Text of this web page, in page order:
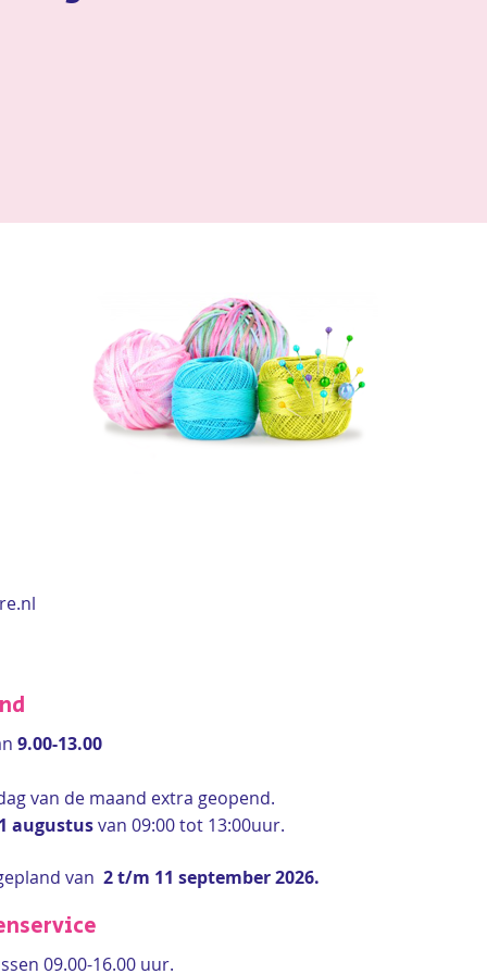
9.00-13.00
van de maand extra geopend.
augustusvan 09:00 tot 13:00uur.
van 2 t/m 11 september 2026.
09.00-16.00 uur.